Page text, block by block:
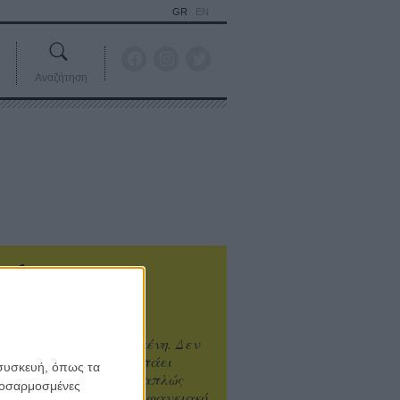
όπως τα
GR EN
Αναζήτηση
είναι υπερτιμημένη. Δεν
καλύτερο, δεν σε πάει
η επιτυχία. Είναι απλώς